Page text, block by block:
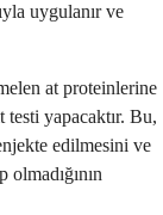
uygulanır ve
at proteinlerine
yapacaktır. Bu,
edilmesini ve